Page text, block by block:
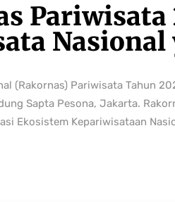
Pariwisata
(Rakornas) Pariwisata Tahun
Sapta Pesona, Jakarta.
Ekosistem Kepariwisataan